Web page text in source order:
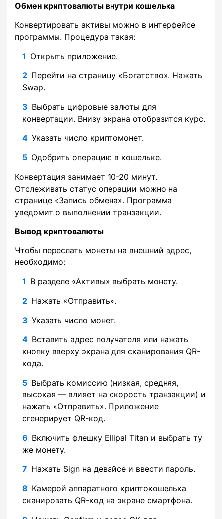
Обмен криптовалюты внутри кошелька
Конвертировать активы можно в интерфейсе
программы. Процедура такая:
Открыть приложение.
Перейти на страницу «Богатство». Нажать
Swap.
Выбрать цифровые валюты для
конвертации. Внизу экрана отобразится курс.
Указать число криптомонет.
Одобрить операцию в кошельке.
Конвертация занимает 10-20 минут.
Отслеживать статус операции можно на
странице «Запись обмена». Программа
уведомит о выполнении транзакции.
Вывод криптовалюты
Чтобы переслать монеты на внешний адрес,
необходимо:
В разделе «Активы» выбрать монету.
Нажать «Отправить».
Указать число монет.
Вставить адрес получателя или нажать
кнопку вверху экрана для сканирования QR-
кода.
Выбрать комиссию (низкая, средняя,
высокая — влияет на скорость транзакции) и
нажать «Отправить». Приложение
сгенерирует QR-код.
Включить флешку Ellipal Titan и выбрать ту
же монету.
Нажать Sign на девайсе и ввести пароль.
Камерой аппаратного криптокошелька
сканировать QR-код на экране смартфона.